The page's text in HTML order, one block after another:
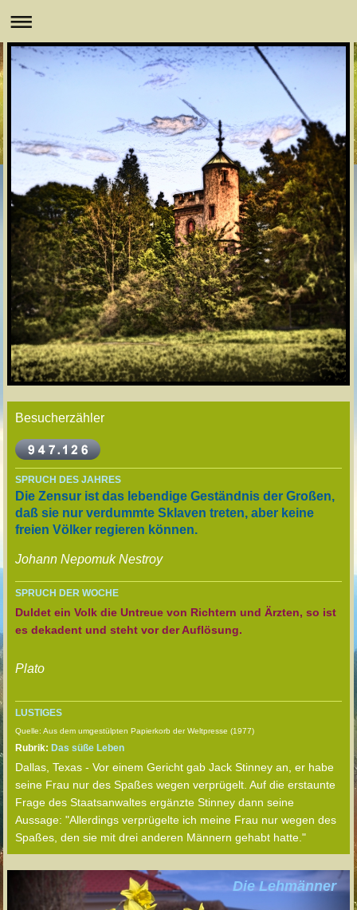
Besucherzähler
SPRUCH DES JAHRES
Die Zensur ist das lebendige Geständnis der Großen,
daß sie nur verdummte Sklaven treten, aber keine
freien Völker regieren können.
Johann Nepomuk Nestroy
SPRUCH DER WOCHE
Duldet ein Volk die Untreue von Richtern und Ärzten, so ist
es dekadent und steht vor der Auflösung.
Plato
LUSTIGES
Quelle: Aus dem umgestülpten Papierkorb der Weltpresse (1977)
Rubrik: Das süße Leben
Dallas, Texas - Vor einem Gericht gab Jack Stinney an, er habe
seine Frau nur des Spaßes wegen verprügelt. Auf die erstaunte
Frage des Staatsanwaltes ergänzte Stinney dann seine
Aussage: "Allerdings verprügelte ich meine Frau nur wegen des
Spaßes, den sie mit drei anderen Männern gehabt hatte."
Die Lehmänner